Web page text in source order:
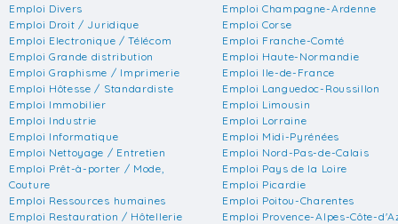
Emploi Divers
Emploi Droit / Juridique
Emploi Electronique / Télécom
Emploi Grande distribution
Emploi Graphisme / Imprimerie
Emploi Hôtesse / Standardiste
Emploi Immobilier
Emploi Industrie
Emploi Informatique
Emploi Nettoyage / Entretien
Emploi Prêt-à-porter / Mode,
Couture
Emploi Ressources humaines
Emploi Restauration / Hôtellerie
Emploi Champagne-Ardenne
Emploi Corse
Emploi Franche-Comté
Emploi Haute-Normandie
Emploi Ile-de-France
Emploi Languedoc-Roussillon
Emploi Limousin
Emploi Lorraine
Emploi Midi-Pyrénées
Emploi Nord-Pas-de-Calais
Emploi Pays de la Loire
Emploi Picardie
Emploi Poitou-Charentes
Emploi Provence-Alpes-Côte-